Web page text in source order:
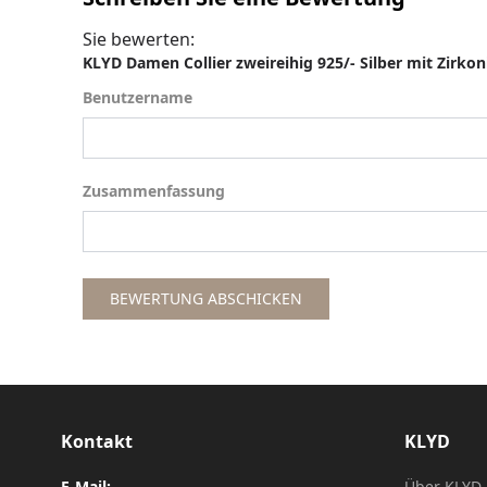
Sie bewerten:
KLYD Damen Collier zweireihig 925/- Silber mit
Benutzername
Benutzername
Zusammenfassung
Zusammenfassung
BEWERTUNG ABSCHICKEN
Kontakt KLYD